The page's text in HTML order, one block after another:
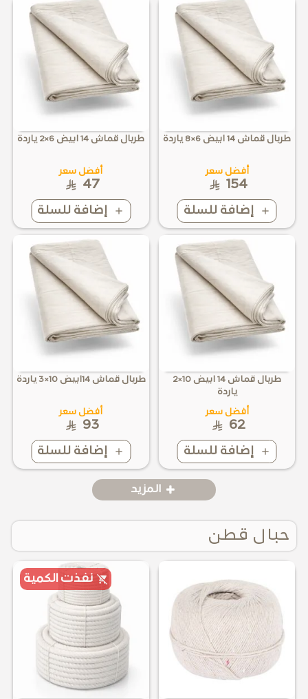
إضافة للسلة
طربال قماش 14 ابيض 6×8 ياردة
أفضل سعر
154
إضافة للسلة
طربال قماش 14 ابيض 6×2 ياردة
أفضل سعر
47
إضافة للسلة
طربال قماش 14 ابيض 10×2
ياردة
أفضل سعر
62
إضافة للسلة
طربال قماش 14ابيض 10×3 ياردة
أفضل سعر
93
المزيد
حبال قطن
نفذت الكمية